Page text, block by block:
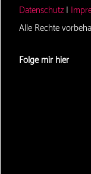
Datenschutz |
Alle Rechte
Folge mir hier